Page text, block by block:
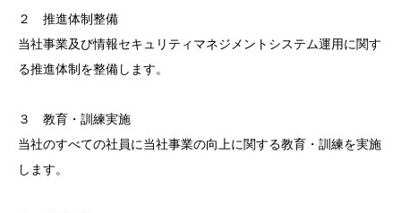
２ 推進体制整備
当社事業及び情報セキュリティマネジメントシステム運用に関す
る推進体制を整備します。
３ 教育・訓練実施
当社のすべての社員に当社事業の向上に関する教育・訓練を実施
します。